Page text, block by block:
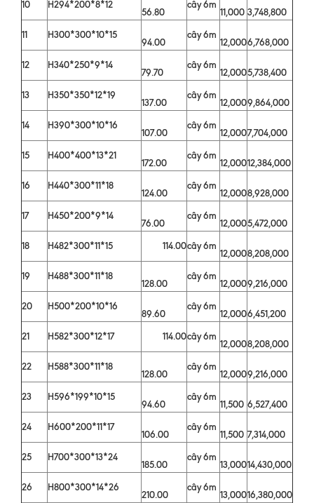
10 H294*200*8*12
56.80
cây 6m
11,000 3,748,800
11
H300*300*10*15
94.00
cây 6m
12,0006,768,000
12
H340*250*9*14
79.70
cây 6m
12,0005,738,400
13
H350*350*12*19
137.00
cây 6m
12,0009,864,000
14
H390*300*10*16
107.00
cây 6m
12,0007,704,000
15
H400*400*13*21
172.00
cây 6m
12,00012,384,000
16
H440*300*11*18
124.00
cây 6m
12,0008,928,000
17
H450*200*9*14
76.00
cây 6m
12,0005,472,000
18
H482*300*11*15 114.00cây 6m
12,0008,208,000
19
H488*300*11*18
128.00
cây 6m
12,0009,216,000
20
H500*200*10*16
89.60
cây 6m
12,0006,451,200
21
H582*300*12*17 114.00cây 6m
12,0008,208,000
22
H588*300*11*18
128.00
cây 6m
12,0009,216,000
23
H596*199*10*15
94.60
cây 6m
11,500 6,527,400
24
H600*200*11*17
106.00
cây 6m
11,500 7,314,000
25
H700*300*13*24
185.00
cây 6m
13,00014,430,000
26
H800*300*14*26
210.00
cây 6m
13,00016,380,000